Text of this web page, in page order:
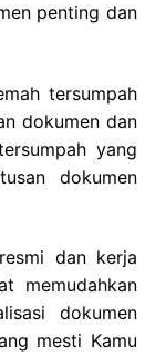
penting dan
tersumpah
dokumen dan
yang
dokumen
dan kerja
memudahkan
dokumen
mesti Kamu